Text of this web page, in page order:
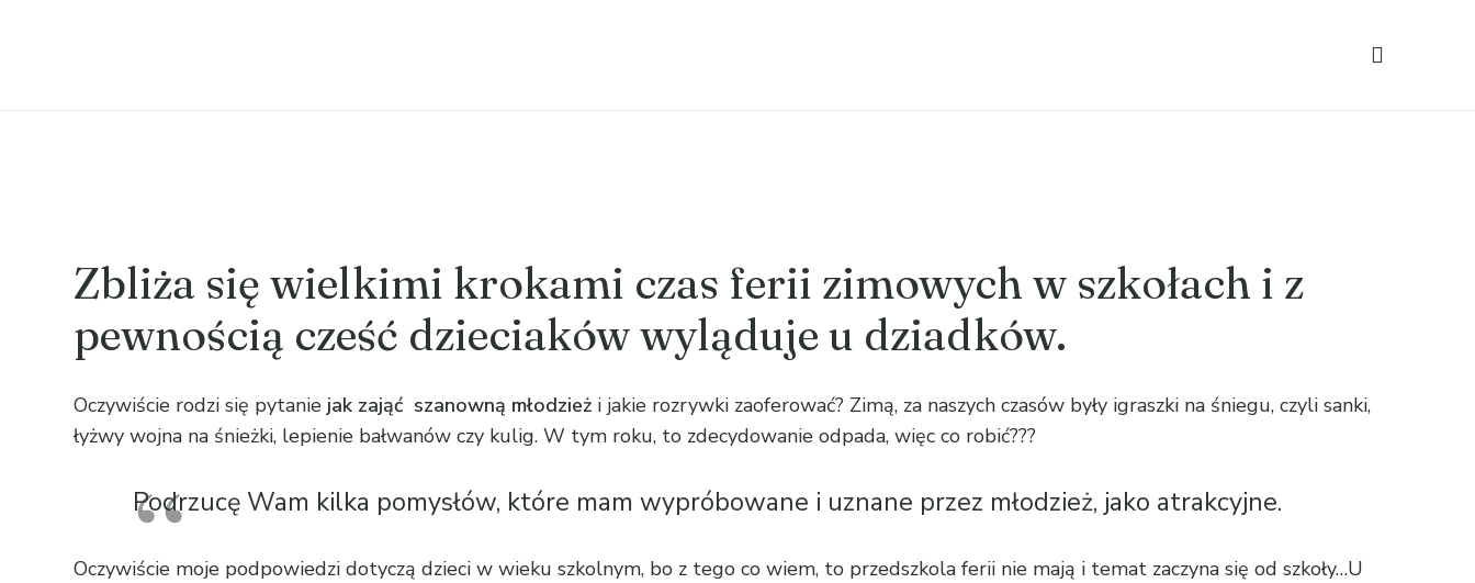
Zbliża się wielkimi krokami czas ferii zimowych w szkołach i z
pewnością cześć dzieciaków wyląduje u dziadków.
Oczywiście rodzi się pytanie jak zająć szanowną młodzież i jakie rozrywki zaoferować? Zimą, za naszych czasów były igraszki na śniegu, czyli sanki,
łyżwy wojna na śnieżki, lepienie bałwanów czy kulig. W tym roku, to zdecydowanie odpada, więc co robić???
Podrzucę Wam kilka pomysłów, które mam wypróbowane i uznane przez młodzież, jako atrakcyjne.
Oczywiście moje podpowiedzi dotyczą dzieci w wieku szkolnym, bo z tego co wiem, to przedszkola ferii nie mają i temat zaczyna się od szkoły…U